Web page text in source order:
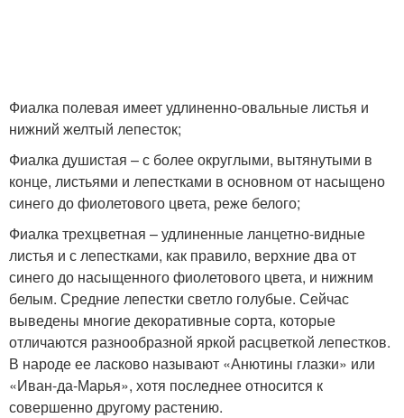
Фиалка полевая имеет удлиненно-овальные листья и
нижний желтый лепесток;
Фиалка душистая – с более округлыми, вытянутыми в
конце, листьями и лепестками в основном от насыщено
синего до фиолетового цвета, реже белого;
Фиалка трехцветная – удлиненные ланцетно-видные
листья и с лепестками, как правило, верхние два от
синего до насыщенного фиолетового цвета, и нижним
белым. Средние лепестки светло голубые. Сейчас
выведены многие декоративные сорта, которые
отличаются разнообразной яркой расцветкой лепестков.
В народе ее ласково называют «Анютины глазки» или
«Иван-да-Марья», хотя последнее относится к
совершенно другому растению.